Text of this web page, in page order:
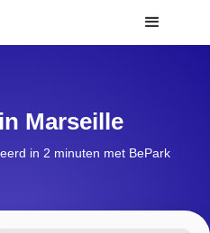
Marseille
in 2 minuten met BePark